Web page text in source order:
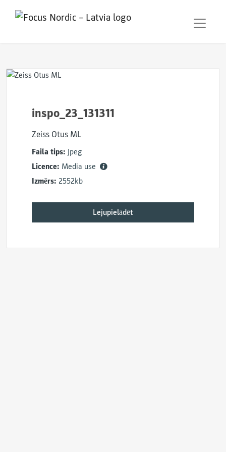
inspo_23_131311
Zeiss Otus ML
Faila tips: Jpeg
Licence: Media use
Izmērs: 2552kb
Lejupielādēt